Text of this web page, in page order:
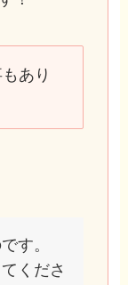
あり
す。
くださ